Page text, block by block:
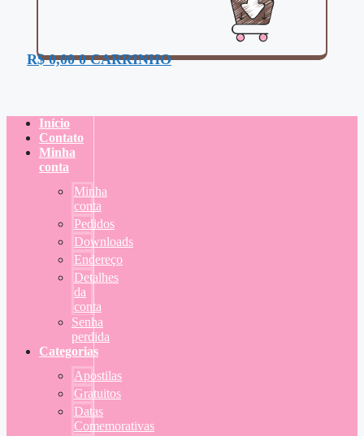
R$0,00 0 CARRINHO
Início
Contato
Minha
conta
Minha
conta
Pedidos
Downloads
Endereço
Detalhes
da
conta
Senha
perdida
Categorias
Apostilas
Gratuitos
Datas
Comemorativas